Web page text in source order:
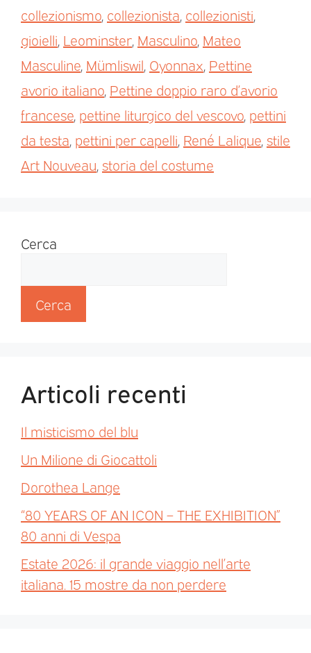
collezionismo collezionista collezionisti
gioielli Leominster Masculino Mateo
Masculine Mümliswil Oyonnax Pettine
avorio italiano Pettine doppio raro d’avorio
francese pettine liturgico del vescovo pettini
da testa pettini per capelli René Lalique stile
Art Nouveau storia del costume
Cerca
Cerca
Articoli recenti
Il misticismo del blu
Un Milione di Giocattoli
Dorothea Lange
“80 YEARS OF AN ICON – THE EXHIBITION”
80 anni di Vespa
Estate 2026: il grande viaggio nell’arte
italiana. 15 mostre da non perdere